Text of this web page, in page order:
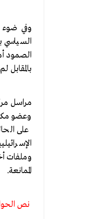
وفي ضوء
الصمود
مراسل
وعضو
على
وملفات
الممانعة.
نص